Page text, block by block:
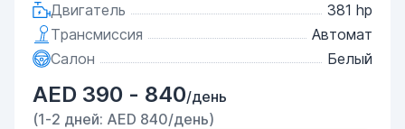
Двигатель
381 hp
Трансмиссия
Автомат
Салон
Белый
AED 390 - 840/день
(1-2 дней: AED 840/день)